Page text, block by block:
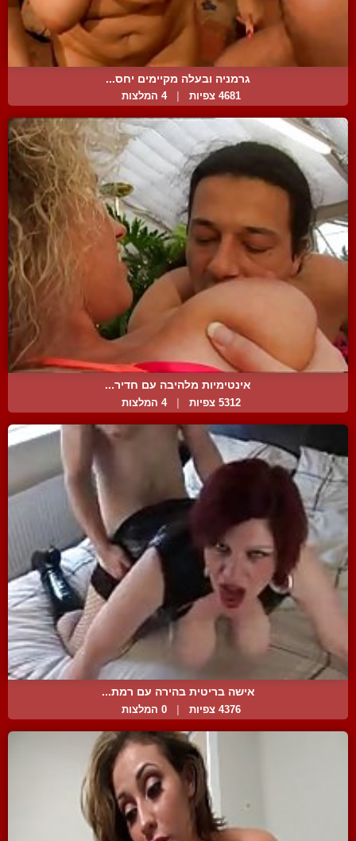
גרמניה ובעלה מקיימים יחס...
4681 צפיות 4 המלצות
אינטימיות מלהיבה עם חדיר...
5312 צפיות 4 המלצות
אישה בריטית בהירה עם רמת...
4376 צפיות | 0 המלצות